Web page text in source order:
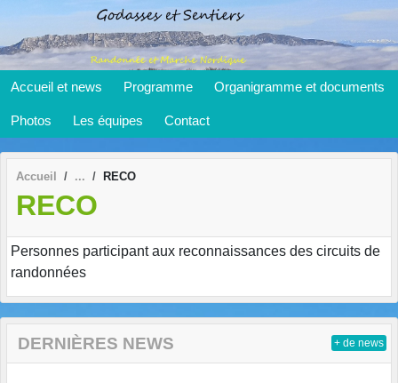
Accueil et news Programme Organigramme et documents
Photos Les équipes Contact
Accueil RECO
RECO
Personnes participant aux reconnaissances des circuits de
randonnées
DERNIÈRES NEWS + de news
Panneau de gestion des cookies